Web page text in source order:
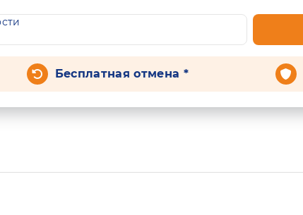
Бесплатная отмена *